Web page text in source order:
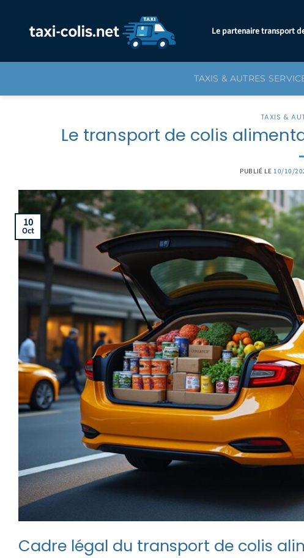
contenu
Le partenaire transport
TAXIS & AUTRES
TAXIS &
Le transport de colis
PUBLIÉ LE 10/10/
10
Oct
Cadre légal du transport de colis